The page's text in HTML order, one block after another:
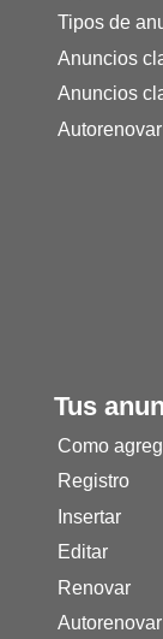
Tipos de
Anuncios
Anuncios
Autorenovar
Tus
Como
Registro
Insertar
Editar
Renovar
Autorenovar